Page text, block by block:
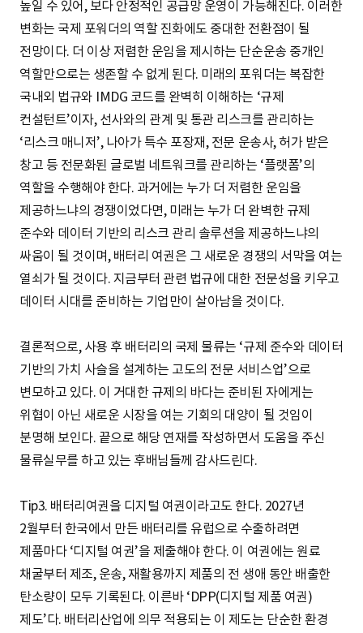
높일 수 있어, 보다 안정적인 공급망 운영이 가능해진다. 이러한
변화는 국제 포워더의 역할 진화에도 중대한 전환점이 될
전망이다. 더 이상 저렴한 운임을 제시하는 단순운송 중개인
역할만으로는 생존할 수 없게 된다. 미래의 포워더는 복잡한
국내외 법규와 IMDG 코드를 완벽히 이해하는 ‘규제
컨설턴트’이자, 선사와의 관계 및 통관 리스크를 관리하는
‘리스크 매니저’, 나아가 특수 포장재, 전문 운송사, 허가 받은
창고 등 전문화된 글로벌 네트워크를 관리하는 ‘플랫폼’의
역할을 수행해야 한다. 과거에는 누가 더 저렴한 운임을
제공하느냐의 경쟁이었다면, 미래는 누가 더 완벽한 규제
준수와 데이터 기반의 리스크 관리 솔루션을 제공하느냐의
싸움이 될 것이며, 배터리 여권은 그 새로운 경쟁의 서막을 여는
열쇠가 될 것이다. 지금부터 관련 법규에 대한 전문성을 키우고
데이터 시대를 준비하는 기업만이 살아남을 것이다.
결론적으로, 사용 후 배터리의 국제 물류는 ‘규제 준수와 데이터
기반의 가치 사슬을 설계하는 고도의 전문 서비스업’으로
변모하고 있다. 이 거대한 규제의 바다는 준비된 자에게는
위협이 아닌 새로운 시장을 여는 기회의 대양이 될 것임이
분명해 보인다. 끝으로 해당 연재를 작성하면서 도움을 주신
물류실무를 하고 있는 후배님들께 감사드린다.
Tip3. 배터리여권을 디지털 여권이라고도 한다. 2027년
2월부터 한국에서 만든 배터리를 유럽으로 수출하려면
제품마다 ‘디지털 여권’을 제출해야 한다. 이 여권에는 원료
채굴부터 제조, 운송, 재활용까지 제품의 전 생애 동안 배출한
탄소량이 모두 기록된다. 이른바 ‘DPP(디지털 제품 여권)
제도’다. 배터리산업에 의무 적용되는 이 제도는 단순한 환경